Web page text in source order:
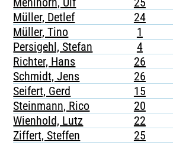
Müller, Detlef
24
Müller, Tino
1
Persigehl, Stefan
4
Richter, Hans
26
Schmidt, Jens
26
Seifert, Gerd
15
Steinmann, Rico
20
Wienhold, Lutz
22
Ziffert, Steffen
25